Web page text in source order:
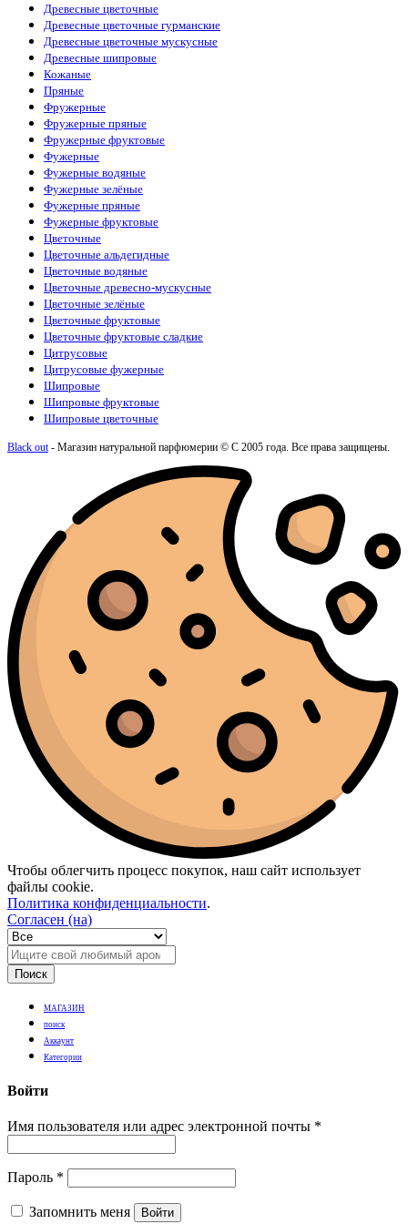
Древесные цветочные
Древесные цветочные гурманские
Древесные цветочные мускусные
Древесные шипровые
Кожаные
Пряные
Фружерные
Фружерные пряные
Фружерные фруктовые
Фужерные
Фужерные водяные
Фужерные зелёные
Фужерные пряные
Фужерные фруктовые
Цветочные
Цветочные альдегидные
Цветочные водяные
Цветочные древесно-мускусные
Цветочные зелёные
Цветочные фруктовые
Цветочные фруктовые сладкие
Цитрусовые
Цитрусовые фужерные
Шипровые
Шипровые фруктовые
Шипровые цветочные
Black out- Магазин натуральной парфюмерии © С 2005 года. Все права защищены.
Чтобы облегчить процесс покупок, наш сайт использует
файлы cookie.
Политика конфиденциальности.
Согласен (на)
Поиск
МАГАЗИН
поиск
Аккаунт
Категории
Войти
Имя пользователя или адрес электронной почты *
Пароль *
Запомнить меня Войти